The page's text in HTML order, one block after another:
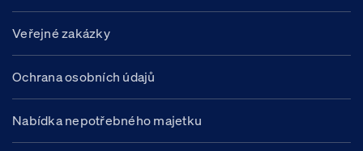
Veřejné zakázky
Ochrana osobních údajů
Nabídka nepotřebného majetku